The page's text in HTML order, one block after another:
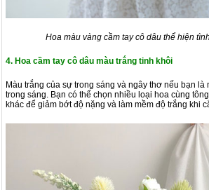
Hoa màu vàng cầm tay cô dâu thể hiện
4. Hoa cầm tay cô dâu màu trắng tinh khôi
Màu trắng của sự trong sáng và ngây thơ nếu bạn là
trong sáng. Bạn có thể chọn nhiều loại hoa cùng
khác để giảm bớt độ nặng và làm mềm độ trắng khi